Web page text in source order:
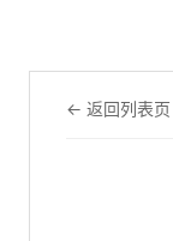
← 返回列表页